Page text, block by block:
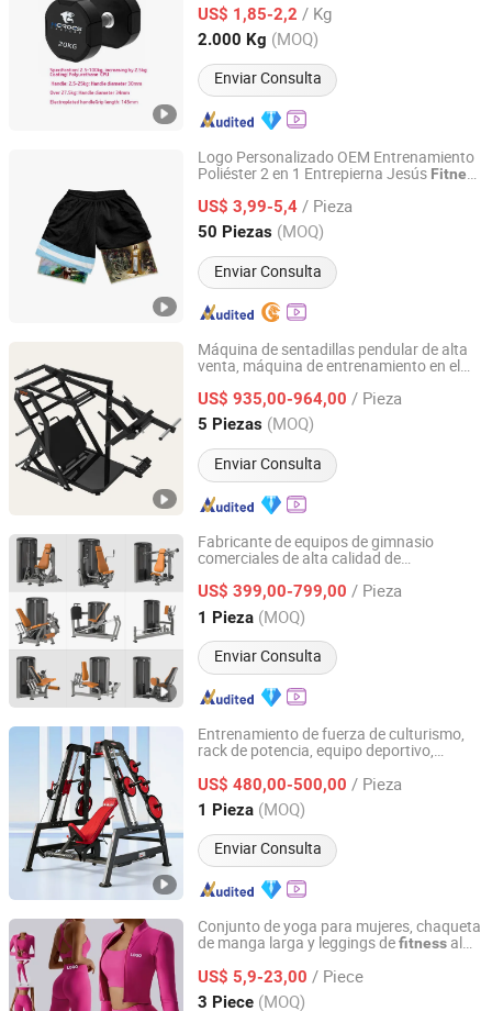
US$ 1,85-2,2 / Kg
2.000 Kg (MOQ)
Enviar Consulta
Shandong, China Desde 2020
Logo Personalizado OEM Entrenamiento
Poliéster 2 en 1 Entrepierna Jesús Fitness
Shorts de Malla para Hombres Gimnasio
US$ 3,99-5,4 / Pieza
50 Piezas (MOQ)
Enviar Consulta
Shijiazhuang Aishangxin Imp&Exp Co., Ltd.
Hebei, China Desde 2026
Máquina de sentadillas pendular de alta
venta, máquina de entrenamiento en el
gimnasio, sentadilla pendular
US$ 935,00-964,00 / Pieza
5 Piezas (MOQ)
Enviar Consulta
Shanghai Emprise Health Technology Co., Ltd
Shanghai, China Desde 2025
Fabricante de equipos de gimnasio
comerciales de alta calidad de
entrenamiento de fuerza completa para
gimnasio y club deportivo
US$ 399,00-799,00 / Pieza
1 Pieza (MOQ)
Enviar Consulta
GuangZhou BFT Fitness CO.,LTD
Guangdong, China Desde 2015
Entrenamiento de fuerza de culturismo,
rack de potencia, equipo deportivo,
comercial de gimnasio
US$ 480,00-500,00 / Pieza
1 Pieza (MOQ)
Enviar Consulta
Shandong Coolbuild Fitness Equipment Co., Ltd
Shandong, China Desde 2024
Conjunto de yoga para mujeres, chaqueta
de manga larga y leggings defitness al
US$ 5,9-23,00 / Piece
3 Piece (MOQ)
Hangzhou Sheva Garment Co., Ltd
Zhejiang, China Desde 2024